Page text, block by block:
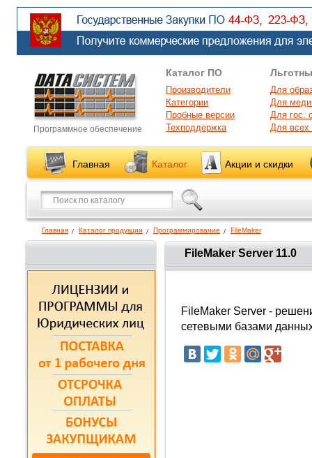
Программное обеспечение
Каталог ПО
Производители
Категории
Пробные версии
Техподдержка
Для
Для
Для гос.
Для
Главная Каталог Акции и скидки
Главная Каталог продукции Программирование FileMaker
FileMaker Server 11.0
FileMaker Server -
сетевыми базами